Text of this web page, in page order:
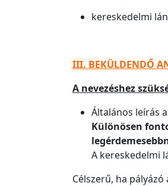
kereskedelmi
III. BEKÜLDENDŐ
A nevezéshez
Általános leírás
Különösen
A kereskedelmi
Célszerű, ha